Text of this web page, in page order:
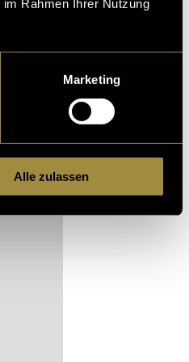
Rahmen Ihrer Nutzung
Marketing
Alle zulassen
sicheren
Dorf
im Denken
macht.